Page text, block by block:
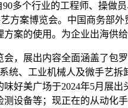
90多个行业的工程师、操
方案博览会。中国商务部
案的使用。为企业出海供
展出内容全面涵盖了包罗
统、工业机械人及微手艺
味好美广场于2024年5月展
设备等；现正在的从动化